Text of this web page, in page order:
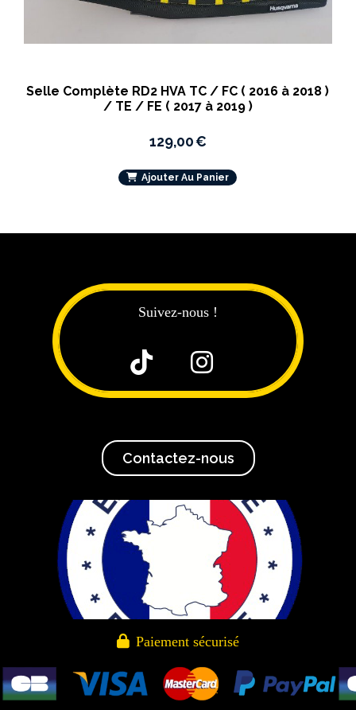
Selle Complète RD2 HVA TC / FC ( 2016 à 2018 )
/ TE / FE ( 2017 à 2019 )
129,00€
Ajouter Au Panier
Suivez-nous !
 
Contactez-nous
 Paiement sécurisé